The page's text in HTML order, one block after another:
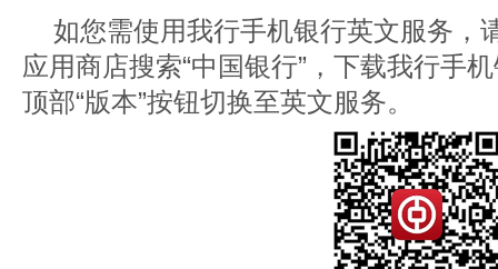
如您需使用我行手机银行英文服务，
应用商店搜索“中国银行”，下载我行手
顶部“版本”按钮切换至英文服务。